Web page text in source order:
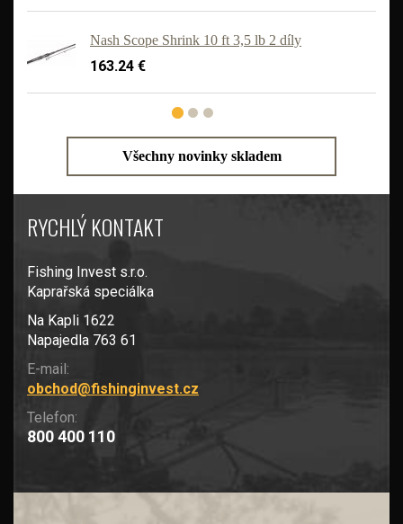
Nash Scope Shrink 10 ft 3,5 lb 2 díly
163.24 €
Všechny novinky skladem
RYCHLÝ KONTAKT
Fishing Invest s.r.o.
Kaprařská speciálka
Na Kapli 1622
Napajedla 763 61
E-mail:
obchod@fishinginvest.cz
Telefon:
800 400 110